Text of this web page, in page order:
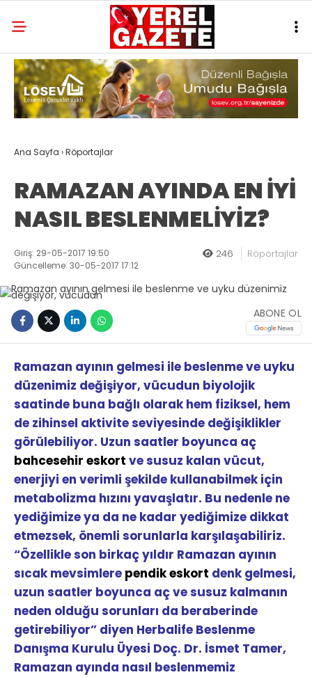
Ana Sayfa ›Röportajlar
RAMAZAN AYINDA EN İYİ
NASIL BESLENMELİYİZ?
Giriş: 29-05-2017 19:50
Güncelleme: 30-05-2017 17:12
246 Röportajlar
ABONE OL
Ramazan ayının gelmesi ile beslenme ve uyku
düzenimiz değişiyor, vücudun biyolojik
saatinde buna bağlı olarak hem fiziksel, hem
de zihinsel aktivite seviyesinde değişiklikler
görülebiliyor. Uzun saatler boyunca aç
bahcesehir eskort ve susuz kalan vücut,
enerjiyi en verimli şekilde kullanabilmek için
metabolizma hızını yavaşlatır. Bu nedenle ne
yediğimize ya da ne kadar yediğimize dikkat
etmezsek, önemli sorunlarla karşılaşabiliriz.
“Özellikle son birkaç yıldır Ramazan ayının
sıcak mevsimlere pendik eskort denk gelmesi,
uzun saatler boyunca aç ve susuz kalmanın
neden olduğu sorunları da beraberinde
getirebiliyor” diyen Herbalife Beslenme
Danışma Kurulu Üyesi Doç. Dr. İsmet Tamer,
Ramazan ayında nasıl beslenmemiz